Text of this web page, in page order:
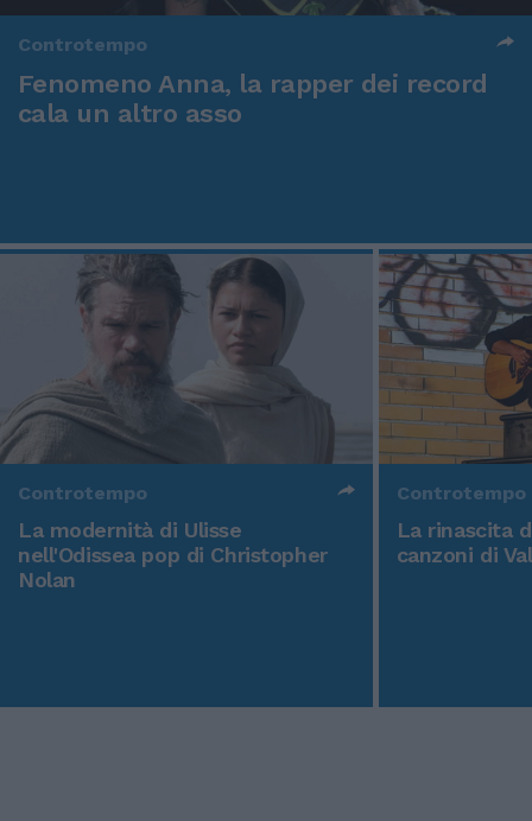
Controtempo
Fenomeno Anna, la rapper dei record
cala un altro asso
Controtempo
La modernità di Ulisse
nell'Odissea pop di Christopher
Nolan
Controtempo
La rinascita
canzoni di